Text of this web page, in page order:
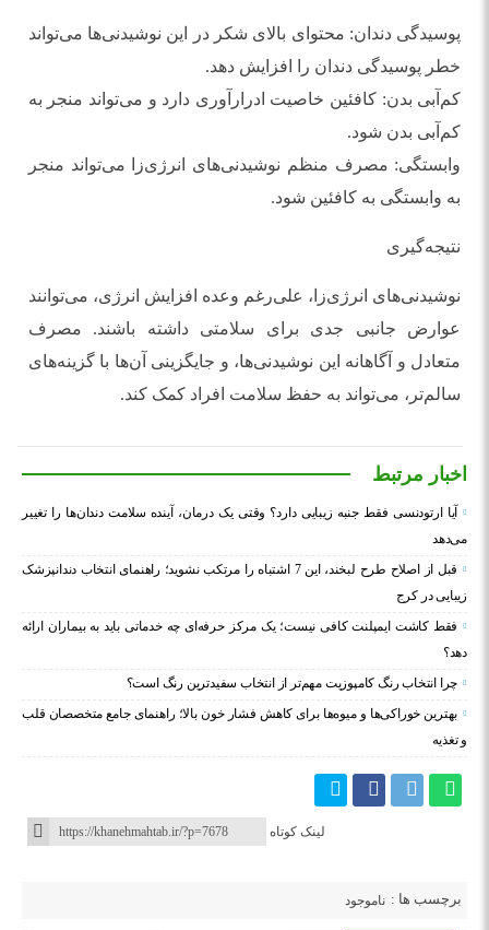
پوسیدگی دندان: محتوای بالای شکر در این نوشیدنی‌ها می‌تواند
خطر پوسیدگی دندان را افزایش دهد.
کم‌آبی بدن: کافئین خاصیت ادرارآوری دارد و می‌تواند منجر به
کم‌آبی بدن شود.
وابستگی: مصرف منظم نوشیدنی‌های انرژی‌زا می‌تواند منجر
به وابستگی به کافئین شود.
نتیجه‌گیری
نوشیدنی‌های انرژی‌زا، علی‌رغم وعده افزایش انرژی، می‌توانند
عوارض جانبی جدی برای سلامتی داشته باشند. مصرف
متعادل و آگاهانه این نوشیدنی‌ها، و جایگزینی آن‌ها با گزینه‌های
سالم‌تر، می‌تواند به حفظ سلامت افراد کمک کند.
اخبار مرتبط
آیا ارتودنسی فقط جنبه زیبایی دارد؟ وقتی یک درمان، آینده سلامت دندان‌ها را تغییر
می‌دهد
قبل از اصلاح طرح لبخند، این 7 اشتباه را مرتکب نشوید؛ راهنمای انتخاب دندانپزشک
زیبایی در کرج
فقط کاشت ایمپلنت کافی نیست؛ یک مرکز حرفه‌ای چه خدماتی باید به بیماران ارائه
دهد؟
چرا انتخاب رنگ کامپوزیت مهم‌تر از انتخاب سفیدترین رنگ است؟
بهترین خوراکی‌ها و میوه‌ها برای کاهش فشار خون بالا؛ راهنمای جامع متخصصان قلب
و تغذیه
لینک کوتاه
برچسب ها : ناموجود